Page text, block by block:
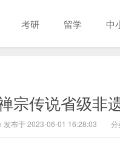
考研 留学 中
宗传说省级非
发布于 2023-06-01 16:28:03 分